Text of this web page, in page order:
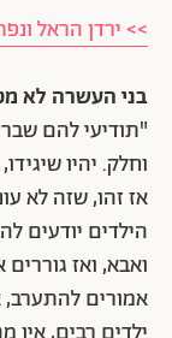
>> ירדן הראל
בני העשרה לא
"תודיעי להם
וחלק. יהיו
אז זהו, שזה לא
הילדים יודעים
ואבא, ואז
אמורים